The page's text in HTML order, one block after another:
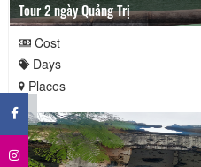
Tour 2 ngày Quảng Trị
Cost
Days
Places
×